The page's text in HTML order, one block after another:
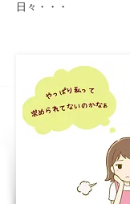
日々・・・